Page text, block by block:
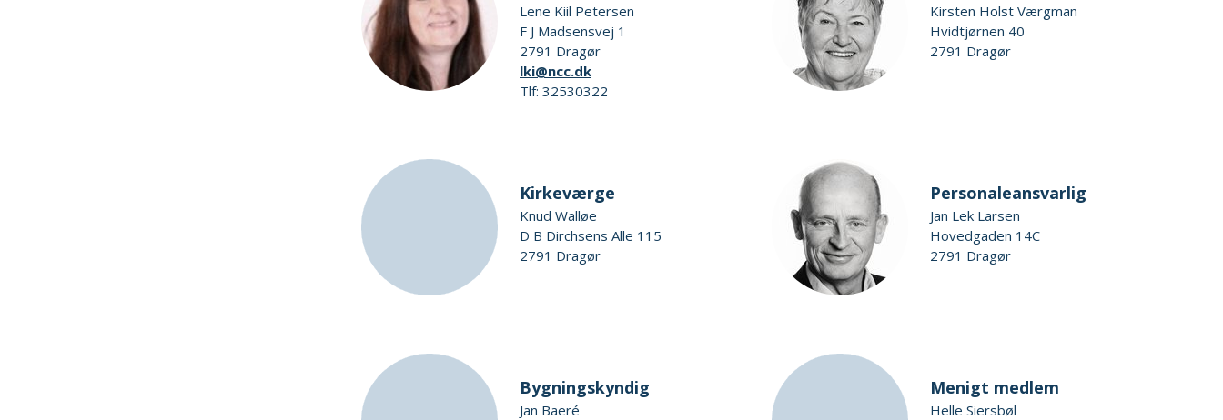
Lene Kiil Petersen
F J Madsensvej 1
2791 Dragør
lki@ncc.dk
Tlf: 32530322
Kirsten Holst Værgman
Hvidtjørnen 40
2791 Dragør
Kirkeværge
Knud Walløe
D B Dirchsens Alle 115
2791 Dragør
Personaleansvarlig
Jan Lek Larsen
Hovedgaden 14C
2791 Dragør
Bygningskyndig
Jan Baeré
Menigt medlem
Helle Siersbøl